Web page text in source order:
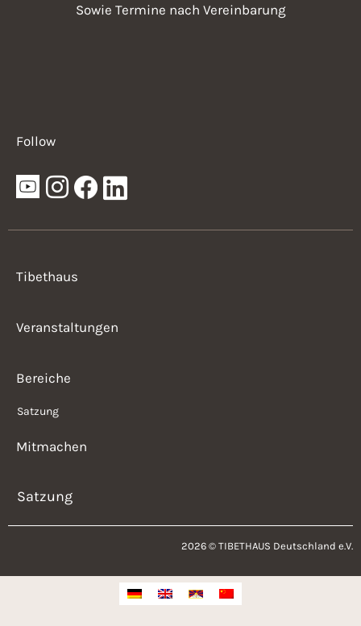
Sowie Termine nach Vereinbarung
Follow
Tibethaus
Veranstaltungen
Bereiche
Satzung
Mitmachen
Satzung
2026 © TIBETHAUS Deutschland e.V.